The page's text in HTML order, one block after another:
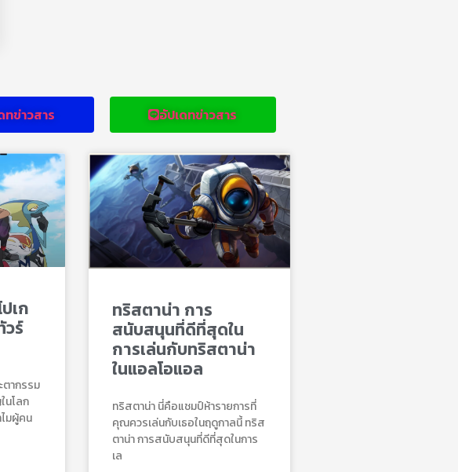
ทข่าวสาร อัปเดทข่าวสาร
เก
ร์
ตากรรม
นโลก
มผู้คน
ทริสตาน่า การ
สนับสนุนที่ดีที่สุดใน
การเล่นกับทริสตาน่า
ในแอลโอแอล
ทริสตาน่า นี่คือแชมป์ห้ารายการที่
คุณควรเล่นกับเธอในฤดูกาลนี้ ทริส
ตาน่า การสนับสนุนที่ดีที่สุดในการ
เล